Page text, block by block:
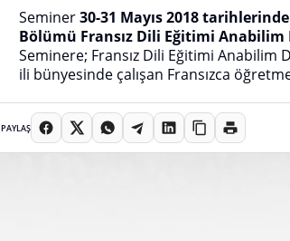
Seminer30-31 Mayıs 2018
Bölümü Fransız Dili Eğitimi Anabilim
Seminere; Fransız Dili Eğitimi Anabilim
ili bünyesinde çalışan Fransızca
PAYLAŞ